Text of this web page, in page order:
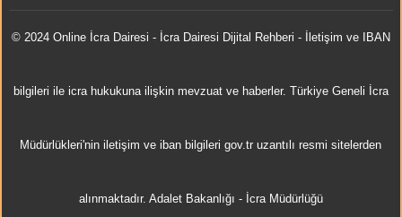
© 2024 Online İcra Dairesi - İcra Dairesi Dijital Rehberi - İletişim ve IBAN
bilgileri ile icra hukukuna ilişkin mevzuat ve haberler. Türkiye Geneli İcra
Müdürlükleri'nin iletişim ve iban bilgileri gov.tr uzantılı resmi sitelerden
alınmaktadır. Adalet Bakanlığı - İcra Müdürlüğü